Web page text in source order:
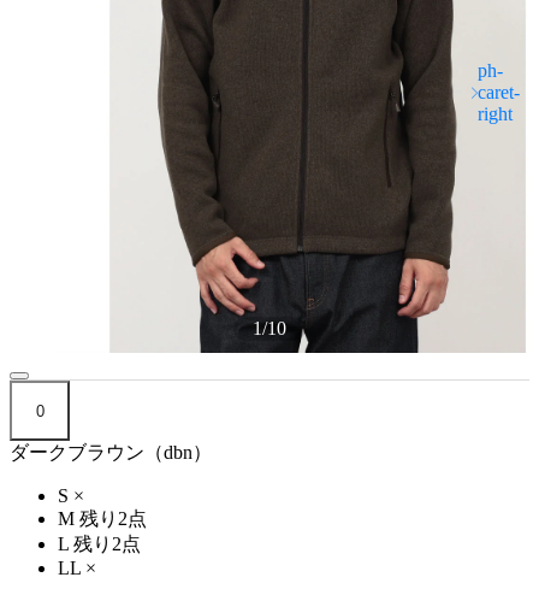
1/10
0
ダークブラウン（dbn）
S ×
M 残り2点
L 残り2点
LL ×